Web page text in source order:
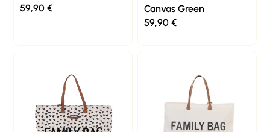
59,90€
Canvas Green
59,90 €